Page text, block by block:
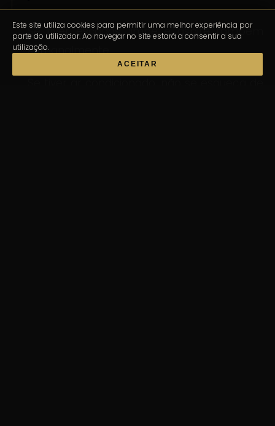
Se tiver escadas, limpe e aspire também
semanalmente.
Este site utiliza cookies para permitir uma melhor experiência por
parte do utilizador. Ao navegar no site estará a consentir a sua
utilização.
ACEITAR